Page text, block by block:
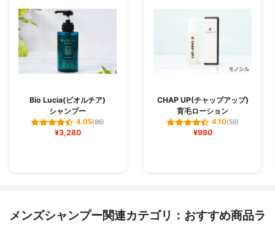
Bio Lucia(ビオルチア)
シャンプー
4.05(86)
¥3,280
CHAP UP(チャップアップ)
育毛ローション
4.10(59)
¥980
メンズシャンプー関連カテゴリ：おすすめ商品ラ